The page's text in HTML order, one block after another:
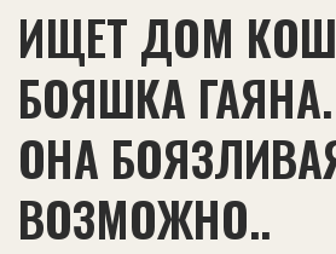
ИЩЕТ ДОМ
БОЯШКА
ОНА
ВОЗМОЖНО..